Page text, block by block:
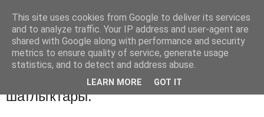
Хәбәрҙәр
вторник, 5 мая 2015 г.
Һуғыш ветерандарының әрнеү,
шатлыҡтары.
This site uses cookies from Google to deliver its services
and to analyze traffic. Your IP address and user-agent are
shared with Google along with performance and security
metrics to ensure quality of service, generate usage
statistics, and to detect and address abuse.
LEARN MORE GOT IT